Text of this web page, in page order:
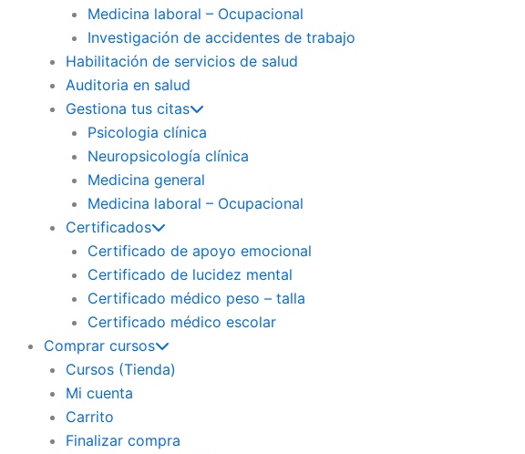
Medicina laboral – Ocupacional
Investigación de accidentes de trabajo
Habilitación de servicios de salud
Auditoria en salud
Gestiona tus citas
Psicologia clínica
Neuropsicología clínica
Medicina general
Medicina laboral – Ocupacional
Certificados
Certificado de apoyo emocional
Certificado de lucidez mental
Certificado médico peso – talla
Certificado médico escolar
Comprar cursos
Cursos (Tienda)
Mi cuenta
Carrito
Finalizar compra